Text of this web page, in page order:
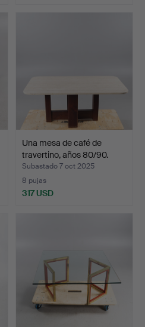
Una mesa de café de
travertino, años 80/90.
Subastado 7 oct 2025
8 pujas
317 USD